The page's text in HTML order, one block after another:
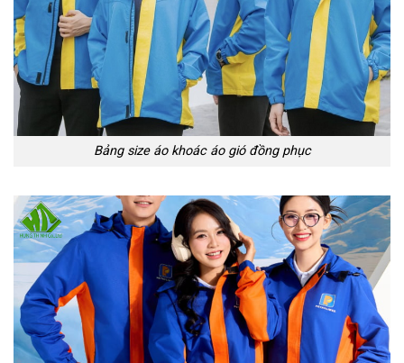
Bảng size áo khoác áo gió đồng phục